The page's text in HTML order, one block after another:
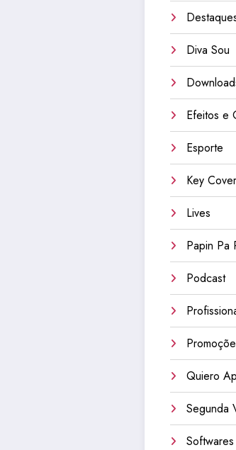
Diva Sou
Efeitos e
Esporte
Key
Lives
Papin Pa
Podcast
Quiero
Segunda
Softwares